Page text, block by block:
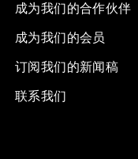
成为我们的合作伙伴
成为我们的会员
订阅我们的新闻稿
联系我们